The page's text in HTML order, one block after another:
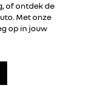
of ontdek de
Met onze
op in jouw